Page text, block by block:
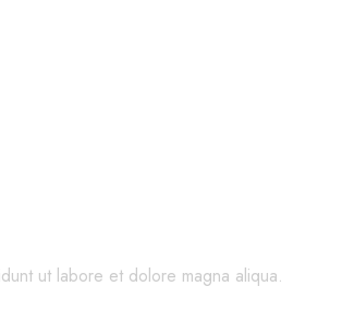
ut labore et dolore magna aliqua.